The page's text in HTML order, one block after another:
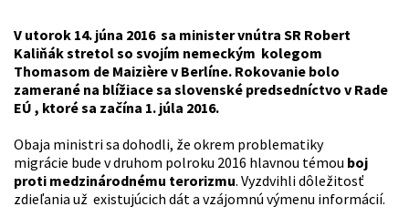
V utorok 14. júna 2016 sa minister vnútra SR Robert
Kaliňák stretol so svojím nemeckým kolegom
Thomasom de Maizière v Berlíne. Rokovanie bolo
zamerané na blížiace sa slovenské predsedníctvo v Rade
EÚ , ktoré sa začína 1. júla 2016.
Obaja ministri sa dohodli, že okrem problematiky
migrácie bude v druhom polroku 2016 hlavnou témou boj
proti medzinárodnému terorizmu. Vyzdvihli dôležitosť
zdieľania už existujúcich dát a vzájomnú výmenu informácií.